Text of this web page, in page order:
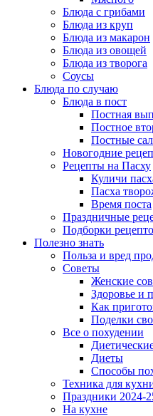
Блюда с грибами
Блюда из круп
Блюда из макарон
Блюда из овощей
Блюда из творога
Соусы
Блюда по случаю
Блюда в пост
Постная
Постное
Постные
Новогодние
Рецепты на Пасху
Куличи
Пасха
Время поста
Праздничные
Подборки
Полезно знать
Польза и вред
Советы
Женские
Здоровье и
Как
Поделки
Все о похудении
Диеты
Способы
Техника для
Праздники 2024-
На кухне